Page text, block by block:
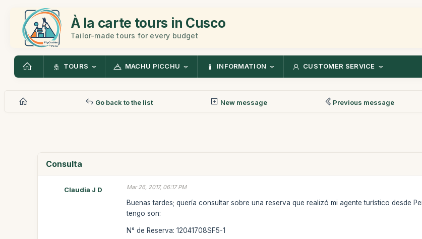
À la carte tours in Cusco
Tailor-made tours for every budget
TOURS MACHU PICCHU INFORMATION CUSTOMER SERVICE
Go back to the list New message Previous message
Consulta
Claudia J D Mar 26, 2017, 06:17 PM
Buenas tardes; quería consultar sobre una reserva que realizó mi agente turístico desde
tengo son:
N° de Reserva: 12041708SF5-1